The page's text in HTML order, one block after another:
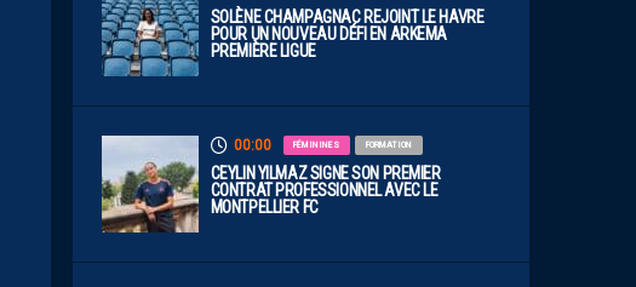
SOLÈNE CHAMPAGNAC REJOINT LE HAVRE
POUR UN NOUVEAU DÉFI EN ARKEMA
PREMIÈRE LIGUE
00:00 FÉMININES FORMATION
CEYLIN YILMAZ SIGNE SON PREMIER
CONTRAT PROFESSIONNEL AVEC LE
MONTPELLIER FC